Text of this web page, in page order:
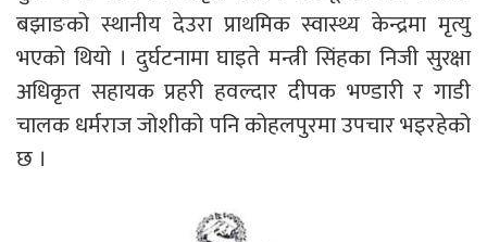
बझाङको स्थानीय देउरा प्राथमिक स्वास्थ्य केन्द्रमा मृत्यु
भएको थियो । दुर्घटनामा घाइते मन्त्री सिंहका निजी सुरक्षा
अधिकृत सहायक प्रहरी हवल्दार दीपक भण्डारी र गाडी
चालक धर्मराज जोशीको पनि कोहलपुरमा उपचार भइरहेको
छ ।